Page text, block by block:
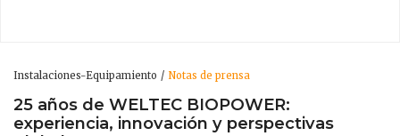
Instalaciones-Equipamiento Notas de prensa
25 años de WELTEC BIOPOWER:
experiencia, innovación y perspectivas